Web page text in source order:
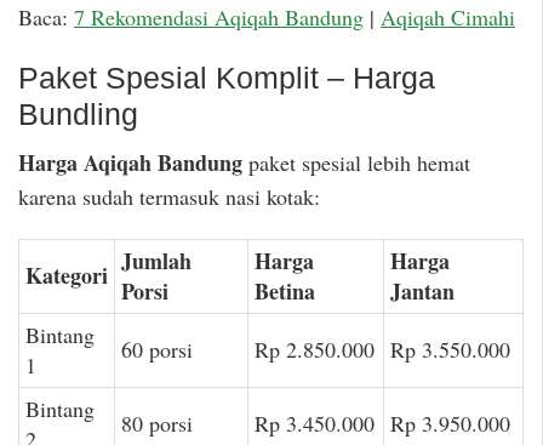
Baca: 7 Rekomendasi Aqiqah Bandung | Aqiqah Cimahi
Paket Spesial Komplit – Harga
Bundling
Harga Aqiqah Bandung paket spesial lebih hemat
karena sudah termasuk nasi kotak:
Kategori Jumlah
Porsi
Harga
Betina
Harga
Jantan
Bintang
1
60 porsi Rp 2.850.000 Rp 3.550.000
Bintang
2
80 porsi Rp 3.450.000 Rp 3.950.000